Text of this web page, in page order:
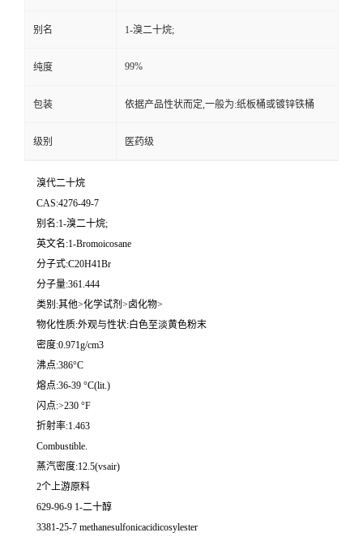
别名 1-溴二十烷;
纯度 99%
包装 依据产品性状而定,一般为:纸板桶或镀锌铁桶
级别 医药级
溴代二十烷
CAS:4276-49-7
别名:1-溴二十烷;
英文名:1-Bromoicosane
分子式:C20H41Br
分子量:361.444
类别:其他>化学试剂>卤化物>
物化性质:外观与性状:白色至淡黄色粉末
密度:0.971g/cm3
沸点:386°C
熔点:36-39 °C(lit.)
闪点:>230 °F
折射率:1.463
Combustible.
蒸汽密度:12.5(vsair)
2个上游原料
629-96-9 1-二十醇
3381-25-7 methanesulfonicacidicosylester